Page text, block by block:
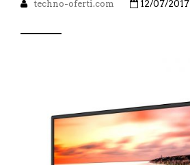
techno-oferti.com 12/07/2017